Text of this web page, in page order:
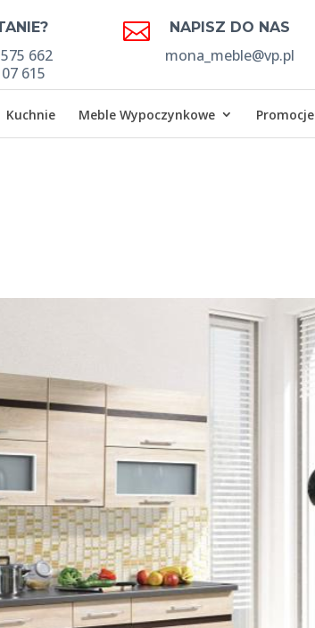
662
615
 NAPISZ DO NAS
mona_meble@vp.pl
Kuchnie Meble Wypoczynkowe Promocje